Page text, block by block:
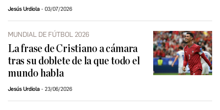
Jesús Urdiola 03/07/2026
MUNDIAL DE FÚTBOL 2026
La frase de Cristiano a cámara
tras su doblete de la que todo el
mundo habla
Jesús Urdiola 23/06/2026